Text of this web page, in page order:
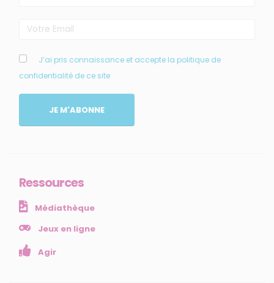
J’ai pris connaissance et accepte la politique de
confidentialité de ce site
JE M'ABONNE
Ressources
Médiathèque
Jeux en ligne
Agir
MENU
NOS SERVICES
Presse
Collectivités
Mesures réglementaires